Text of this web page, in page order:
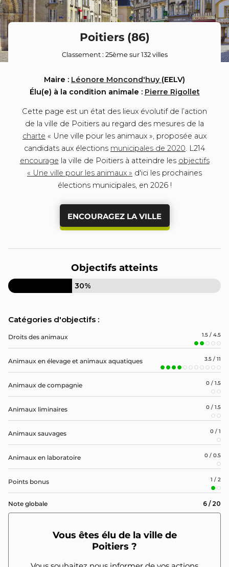
Poitiers (86)
Classement : 25ème sur 132 villes
Maire : Léonore Moncond'huy (EELV)
Élu(e) à la condition animale : Pierre Rigollet
Cette page est un état des lieux évolutif de l’action
de la ville de Poitiers au regard des mesures de la
charte « Une ville pour les animaux », proposée aux
candidats aux élections municipales de 2020. L214
encourage la ville de Poitiers à atteindre les objectifs
« Une ville pour les animaux » d'ici les prochaines
élections municipales, en 2026 !
ENCOURAGEZ LA VILLE
Objectifs atteints
30%
Catégories d'objectifs :
Droits des animaux 1.5 / 4.5
Animaux en élevage et animaux aquatiques 3.5 / 11
Animaux de compagnie 0 / 1.5
Animaux liminaires 0 / 1.5
Animaux sauvages 0 / 1
Animaux en laboratoire 0 / 0.5
Points bonus 1 / 2
Note globale 6 / 20
Vous êtes élu de la ville de
Poitiers ?